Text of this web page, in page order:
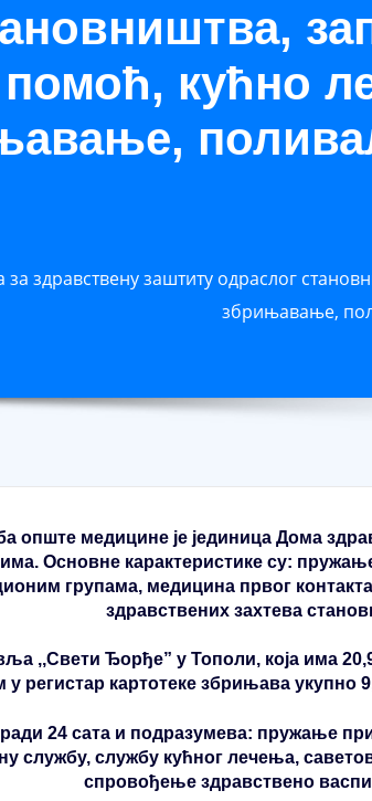
помоћ, кућно
за здравствену заштиту одраслог
збрињавање,
опште медицине је јединица Дома
Основне карактеристике су:
групама, медицина првог
здравствених захтева
,,Свети Ђорђе” у Тополи, која има
у регистар картотеке збрињава укупно
24 сата и подразумева: пружање
службу, службу кућног лечења,
спровођење здравствено